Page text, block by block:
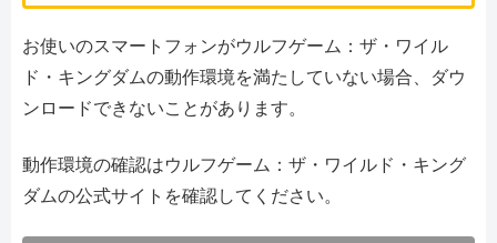
お使いのスマートフォンがウルフゲーム：ザ・ワイル
ド・キングダムの動作環境を満たしていない場合、ダウ
ンロードできないことがあります。
動作環境の確認はウルフゲーム：ザ・ワイルド・キング
ダムの公式サイトを確認してください。